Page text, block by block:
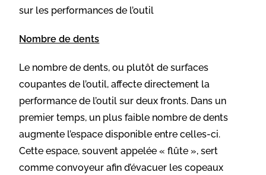
sur les performances de l’outil
Nombre de dents
Le nombre de dents, ou plutôt de surfaces
coupantes de l’outil, affecte directement la
performance de l’outil sur deux fronts. Dans un
premier temps, un plus faible nombre de dents
augmente l’espace disponible entre celles-ci.
Cette espace, souvent appelée « flûte », sert
comme convoyeur afin d’évacuer les copeaux